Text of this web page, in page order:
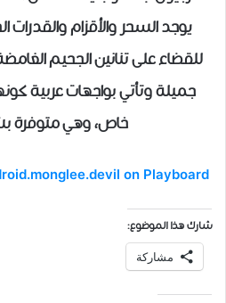
يوجد السحر والأقزام
للقضاء على تنانين الجحيم
جميلة وتأتي بواجهات عربية
خاص، وهي متوفرة
on Playboard
شارك هذا الموضوع:
مشاركة